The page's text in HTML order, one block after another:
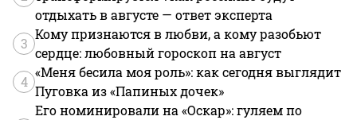
отдыхать в августе — ответ эксперта
3
Кому признаются в любви, а кому разобьют
сердце: любовный гороскоп на август
4
«Меня бесила моя роль»: как сегодня выглядит
Пуговка из «Папиных дочек»
Его номинировали на «Оскар»: гуляем по